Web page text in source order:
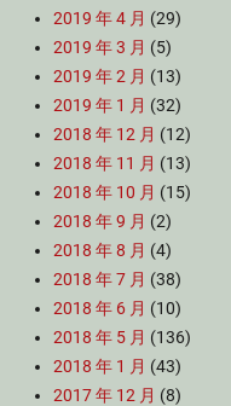
2019 年 4 月 (29)
2019 年 3 月 (5)
2019 年 2 月 (13)
2019 年 1 月 (32)
2018 年 12 月 (12)
2018 年 11 月 (13)
2018 年 10 月 (15)
2018 年 9 月 (2)
2018 年 8 月 (4)
2018 年 7 月 (38)
2018 年 6 月 (10)
2018 年 5 月 (136)
2018 年 1 月 (43)
2017 年 12 月 (8)